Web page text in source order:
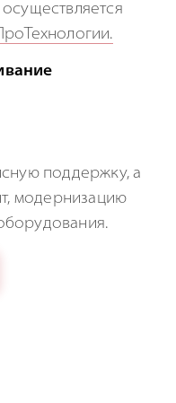
поддержку, а
модернизацию